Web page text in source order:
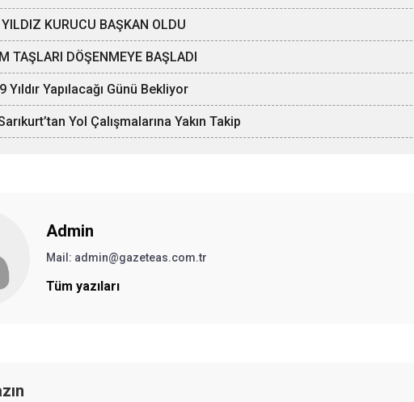
KURUCU BAŞKAN OLDU
TAŞLARI DÖŞENMEYE BAŞLADI
Yıldır Yapılacağı Günü Bekliyor
Yol Çalışmalarına Yakın Takip
Admin
Mail: admin@gazeteas.com.tr
Tüm yazıları